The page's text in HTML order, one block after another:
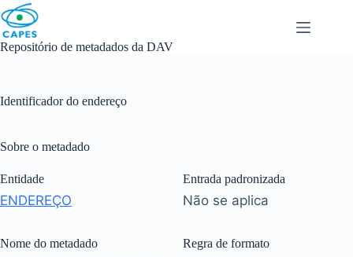
Skip
to
content
Repositório de metadados da DAV
Identificador do endereço
Sobre o metadado
Entidade
ENDEREÇO
Nome do metadado
Entrada padronizada
Não se aplica
Regra de formato